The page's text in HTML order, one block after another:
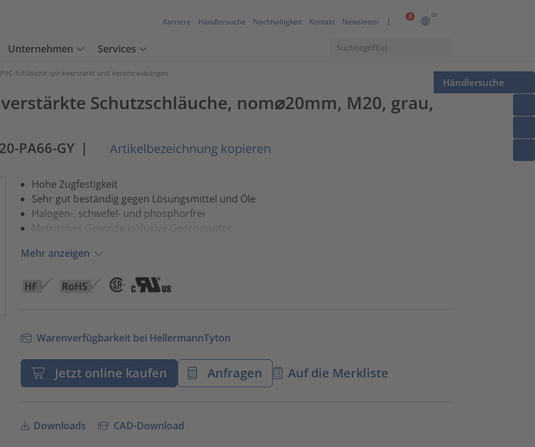
0 DE
Karriere Händlersuche Nachhaltigkeit Kontakt Newsletter
Unternehmen Services
Händlersuche
PVC-Schläuche spiralverstärkt und Verschraubungen
Schutzschläuche, nom⌀20mm, M20, grau,
PA66-GY | Artikelbezeichnung kopieren
Hohe Zugfestigkeit
Sehr gut beständig gegen Lösungsmittel und Öle
Halogen-, schwefel- und phosphorfrei
Metrisches Gewinde inklusive Gegenmutter
Mehr anzeigen
Warenverfügbarkeit bei HellermannTyton
Jetzt online kaufen Anfragen Auf die Merkliste
Downloads CAD-Download